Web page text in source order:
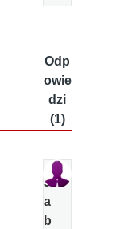
Odp
owie
dzi
(1)
J
a
b